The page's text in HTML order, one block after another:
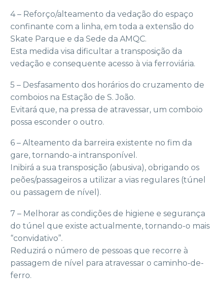
4 – Reforço/alteamento da vedação do espaço
confinante com a linha, em toda a extensão do
Skate Parque e da Sede da AMQC.
Esta medida visa dificultar a transposição da
vedação e consequente acesso à via ferroviária.
5 – Desfasamento dos horários do cruzamento de
comboios na Estação de S. João.
Evitará que, na pressa de atravessar, um comboio
possa esconder o outro.
6 – Alteamento da barreira existente no fim da
gare, tornando-a intransponível.
Inibirá a sua transposição (abusiva), obrigando os
peões/passageiros a utilizar a vias regulares (túnel
ou passagem de nível).
7 – Melhorar as condições de higiene e segurança
do túnel que existe actualmente, tornando-o mais
“convidativo”.
Reduzirá o número de pessoas que recorre à
passagem de nível para atravessar o caminho-de-
ferro.